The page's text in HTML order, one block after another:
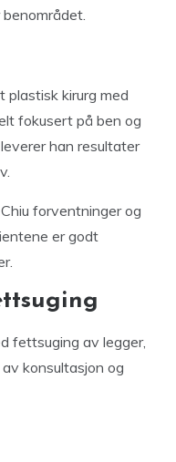
plastisk kirurg med
fokusert på ben og
han resultater
forventninger og
er godt
fettsuging av legger,
konsultasjon og